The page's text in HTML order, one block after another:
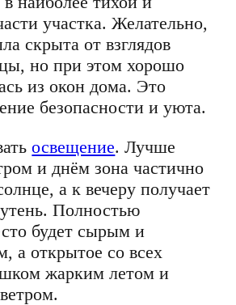
участка. Желательно,
скрыта от взглядов
но при этом хорошо
из окон дома. Это
безопасности и уюта.
освещение. Лучше
и днём зона частично
а к вечеру получает
Полностью
будет сырым и
а открытое со всех
жарким летом и